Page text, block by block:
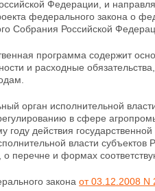
Федерации, и
федерального закона о
Собрания Российской
программа содержит
и расходные
орган исполнительной
в сфере
году действия
власти
о перечне и формах
закона от 03.12.2008 N